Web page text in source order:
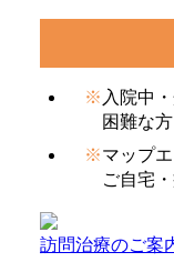
入院中
困難な方
マップ
ご自宅
訪問治療のご案